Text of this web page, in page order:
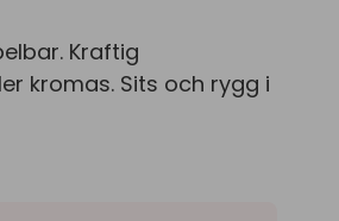
Kraftig
kromas. Sits och rygg i